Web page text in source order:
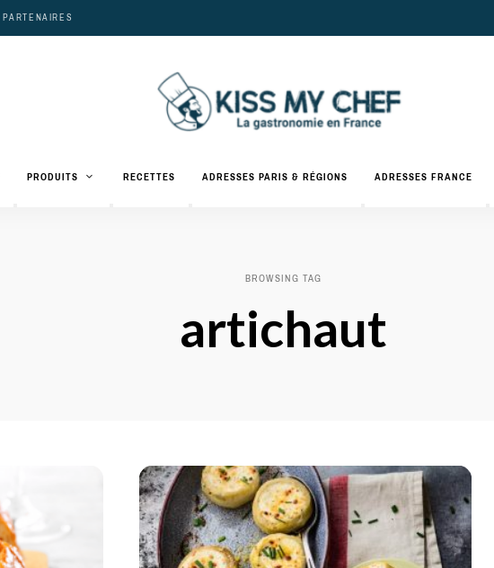
PARTENAIRES
Kiss
Chef
gastronomiques
et
PRODUITS RECETTES ADRESSES PARIS & RÉGIONS ADRESSES FRANCE
BROWSING TAG
artichaut